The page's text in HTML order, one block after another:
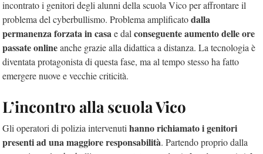
incontrato i genitori degli alunni della scuola Vico per affrontare il
problema del cyberbullismo. Problema amplificatodalla
permanenza forzata in casae dal conseguente aumento delle ore
passate onlineanche grazie alla didattica a distanza. La tecnologia è
diventata protagonista di questa fase, ma al tempo stesso ha fatto
emergere nuove e vecchie criticità.
L’incontro alla scuola Vico
Gli operatori di polizia intervenuti hanno richiamato i genitori
presenti ad una maggiore responsabilità. Partendo proprio dalla